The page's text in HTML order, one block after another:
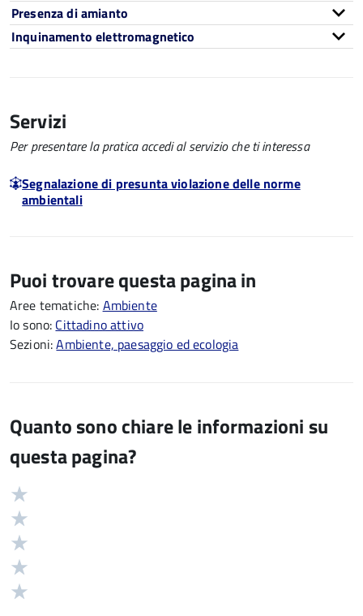
Presenza di amianto
Inquinamento elettromagnetico
Servizi
Per presentare la pratica accedi al servizio che ti interessa
Segnalazione di presunta violazione delle norme
ambientali
Puoi trovare questa pagina in
Aree tematiche: Ambiente
Io sono: Cittadino attivo
Sezioni:Ambiente, paesaggio ed ecologia
Quanto sono chiare le informazioni su
questa pagina?
Valutazione